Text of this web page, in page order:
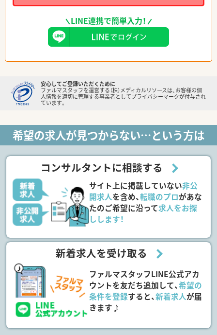
LINE連携で簡単入力！
安心してご登録いただくために
ファルマスタッフを運営する（株）メディカルリソースは、お客様の個
人情報を適切に管理する事業者としてプライバシーマークが付与され
ています。
希望の求人が見つからない…という方は
コンサルタントに相談する
サイト上に掲載していない非公
開求人を含め、転職のプロがあな
たのご希望に沿って求人をお探
しします！
新着求人を受け取る
ファルマスタッフLINE公式アカ
ウントを友だち追加して、希望の
条件を登録すると、新着求人が届
きます♪